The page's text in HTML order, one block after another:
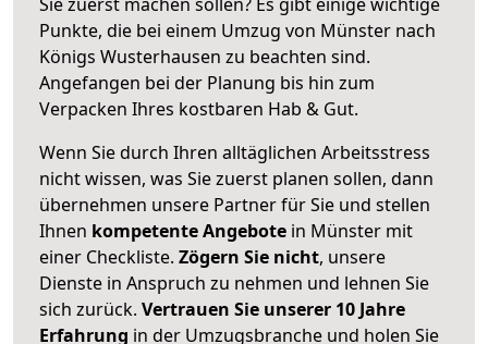
Punkte, die bei einem Umzug von Münster nach
Königs Wusterhausen zu beachten sind.
Angefangen bei der Planung bis hin zum
Verpacken Ihres kostbaren Hab & Gut.
Wenn Sie durch Ihren alltäglichen Arbeitsstress
nicht wissen, was Sie zuerst planen sollen, dann
übernehmen unsere Partner für Sie und stellen
Ihnen kompetente Angebote in Münster mit
einer Checkliste. Zögern Sie nicht, unsere
Dienste in Anspruch zu nehmen und lehnen Sie
sich zurück. Vertrauen Sie unserer 10 Jahre
Erfahrung in der Umzugsbranche und holen Sie